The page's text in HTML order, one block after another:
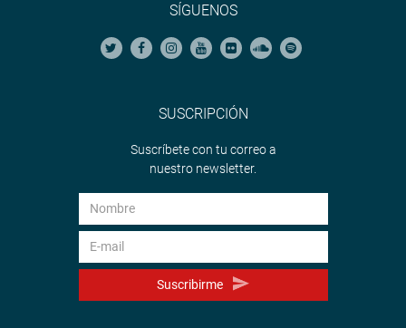
SÍGUENOS
SUSCRIPCIÓN
Suscríbete con tu correo a
nuestro newsletter.
Suscribirme